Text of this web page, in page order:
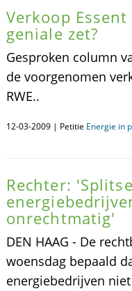
Verkoop Essent
geniale zet?
Gesproken column
de voorgenomen
RWE..
12-03-2009 | Petitie Energie in
Rechter:
onrechtmatig'
DEN HAAG - De
woensdag bepaald
energiebedrijven